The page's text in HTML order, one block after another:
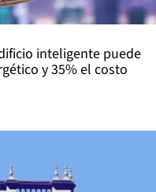
inteligente puede
y 35% el costo